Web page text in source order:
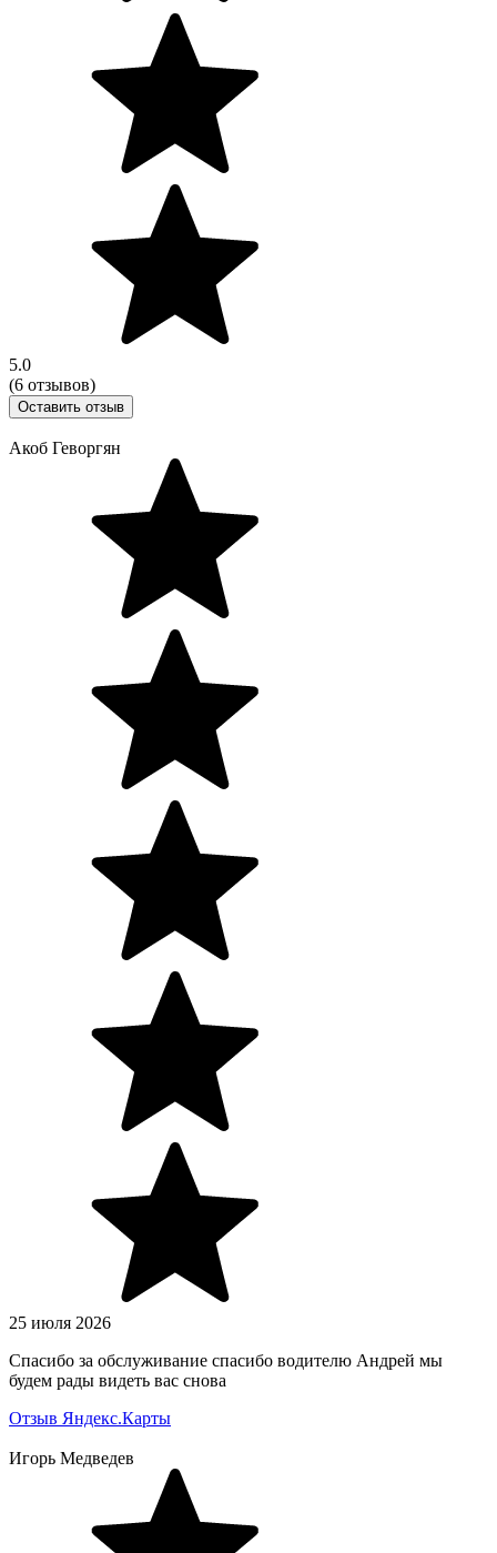
5.0
(6 отзывов)
Оставить отзыв
Акоб Геворгян
25 июля 2026
Спасибо за обслуживание спасибо водителю Андрей мы
будем рады видеть вас снова
Отзыв Яндекс.Карты
Игорь Медведев